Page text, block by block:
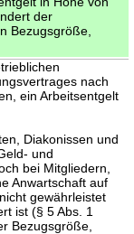
der
Bezugsgröße,
nach
ein Arbeitsentgelt
Diakonissen und
und
bei Mitgliedern,
Anwartschaft auf
gewährleistet
ist (§ 5 Abs. 1
Bezugsgröße,